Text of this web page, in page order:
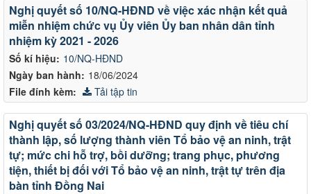
Số kí hiệu: 10/NQ-HĐND
Ngày ban hành: 18/06/2024
Nghị quyết số 10/NQ-HĐND về việc xác nhận kết quả
miễn nhiệm chức vụ Ủy viên Ủy ban nhân dân tỉnh
nhiệm kỳ 2021 - 2026
File đính kèm: Tải tập tin
Nghị quyết số 03/2024/NQ-HĐND quy định về tiêu chí
thành lập, số lượng thành viên Tổ bảo vệ an ninh, trật
tự; mức chi hỗ trợ, bồi dưỡng; trang phục, phương
tiện, thiết bị đối với Tổ bảo vệ an ninh, trật tự trên địa
bàn tỉnh Đồng Nai